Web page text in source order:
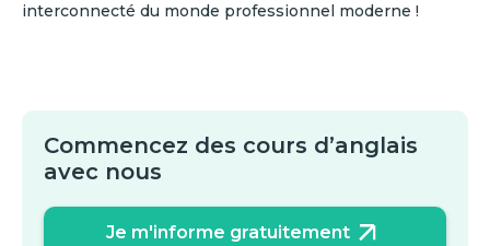
interconnecté du monde professionnel moderne !
Commencez des cours d’anglais
avec nous
Je m'informe gratuitement